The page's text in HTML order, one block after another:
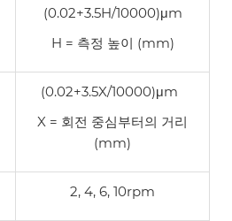
(0.02+3.5H/10000)μm
H = 측정 높이 (mm)
(0.02+3.5X/10000)μm
X = 회전 중심부터의 거리
(mm)
2, 4, 6, 10rpm